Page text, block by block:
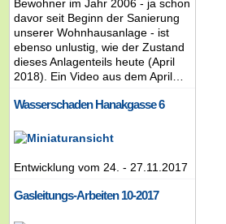
Bewohner im Jahr 2006 - ja schon
davor seit Beginn der Sanierung
unserer Wohnhausanlage - ist
ebenso unlustig, wie der Zustand
dieses Anlagenteils heute (April
2018). Ein Video aus dem April…
Wasserschaden Hanakgasse 6
Entwicklung vom 24. - 27.11.2017
Gasleitungs-Arbeiten 10-2017